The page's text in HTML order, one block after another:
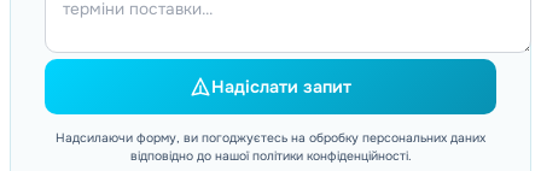
Надіслати запит
Надсилаючи форму, ви погоджуєтесь на обробку персональних даних
відповідно до нашої політики конфіденційності.